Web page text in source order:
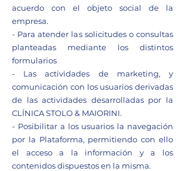
acuerdo con el objeto social de la
empresa.
- Para atender las solicitudes o consultas
planteadas mediante los distintos
formularios
- Las actividades de marketing, y
comunicación con los usuarios derivadas
de las actividades desarrolladas por la
CLÍNICA STOLO & MAIORINI.
- Posibilitar a los usuarios la navegación
por la Plataforma, permitiendo con ello
el acceso a la información y a los
contenidos dispuestos en la misma.